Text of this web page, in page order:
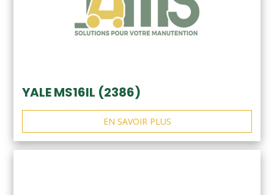
YALE MS16IL (2386)
EN SAVOIR PLUS